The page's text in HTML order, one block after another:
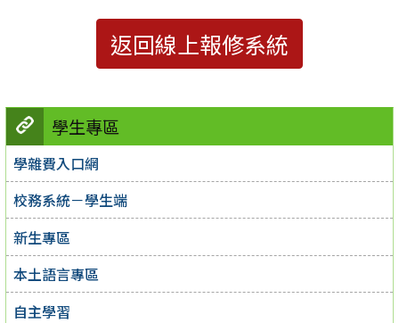
學生專區
學雜費入口網
校務系統－學生端
新生專區
本土語言專區
自主學習
返回線上報修系統